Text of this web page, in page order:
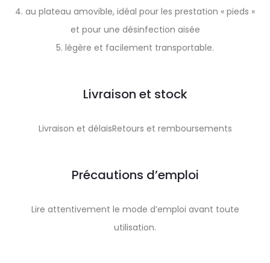
4. au plateau amovible, idéal pour les prestation « pieds »
et pour une désinfection aisée
5. légère et facilement transportable.
Livraison et stock
Livraison et délaisRetours et remboursements
Précautions d’emploi
Lire attentivement le mode d’emploi avant toute
utilisation.